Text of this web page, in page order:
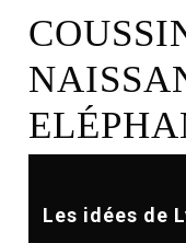
Les idées de